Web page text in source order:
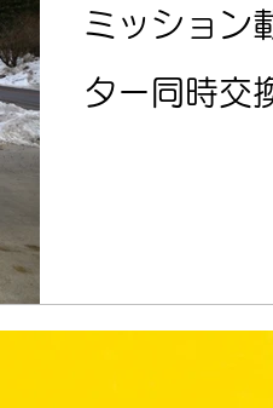
ミッション
ター同時交